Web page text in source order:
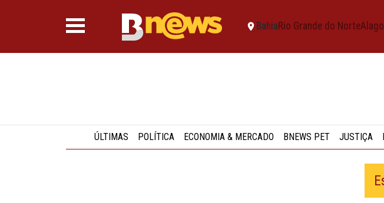
BahiaRio Grande do Norte
ÚLTIMAS POLÍTICA ECONOMIA & MERCADO BNEWS PET JUSTIÇA